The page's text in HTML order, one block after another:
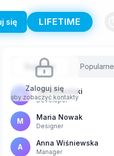
się LIFETIME
Zaloguj się
aby zobaczyć kontakty
Sugestie Popularne
J Jan Kowalski
Developer
M Maria Nowak
Designer
A Anna Wiśniewska
Manager